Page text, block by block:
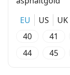
EU US
UK
40
41
44
45